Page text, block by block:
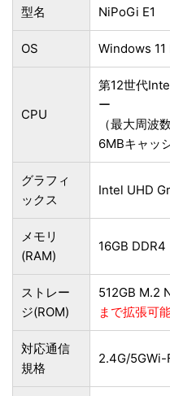
型名 NiPoGi E1
OS Windows 11
CPU
第12世代
ー
（最大周波
6MBキャッ
グラフィ
ックス
Intel UHD
メモリ
(RAM)
16GB DDR4
ストレー
ジ(ROM)
512GB M.2
まで拡張可
対応通信
規格
2.4G/